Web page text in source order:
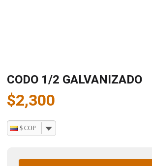
CODO 1/2 GALVANIZADO
$2,300
$ COP